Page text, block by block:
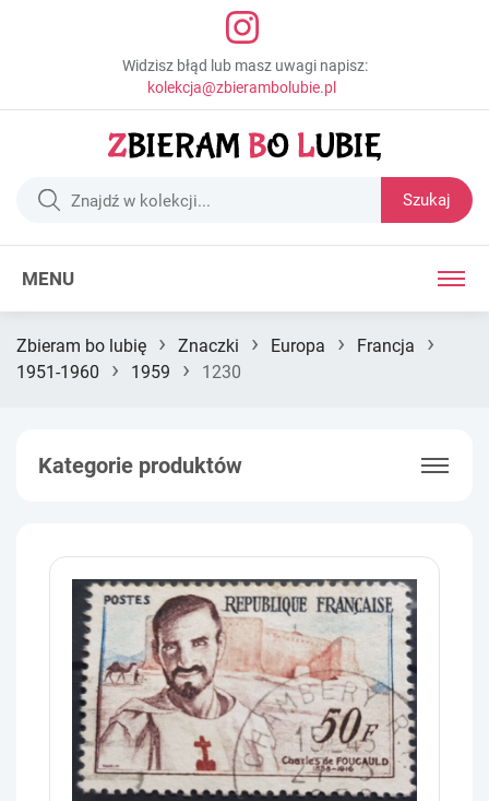
Widzisz błąd lub masz uwagi napisz:
kolekcja@zbierambolubie.pl
Szukaj
MENU
Zbieram bo lubię › Znaczki › Europa › Francja ›
1951-1960 › 1959 › 1230
Kategorie produktów